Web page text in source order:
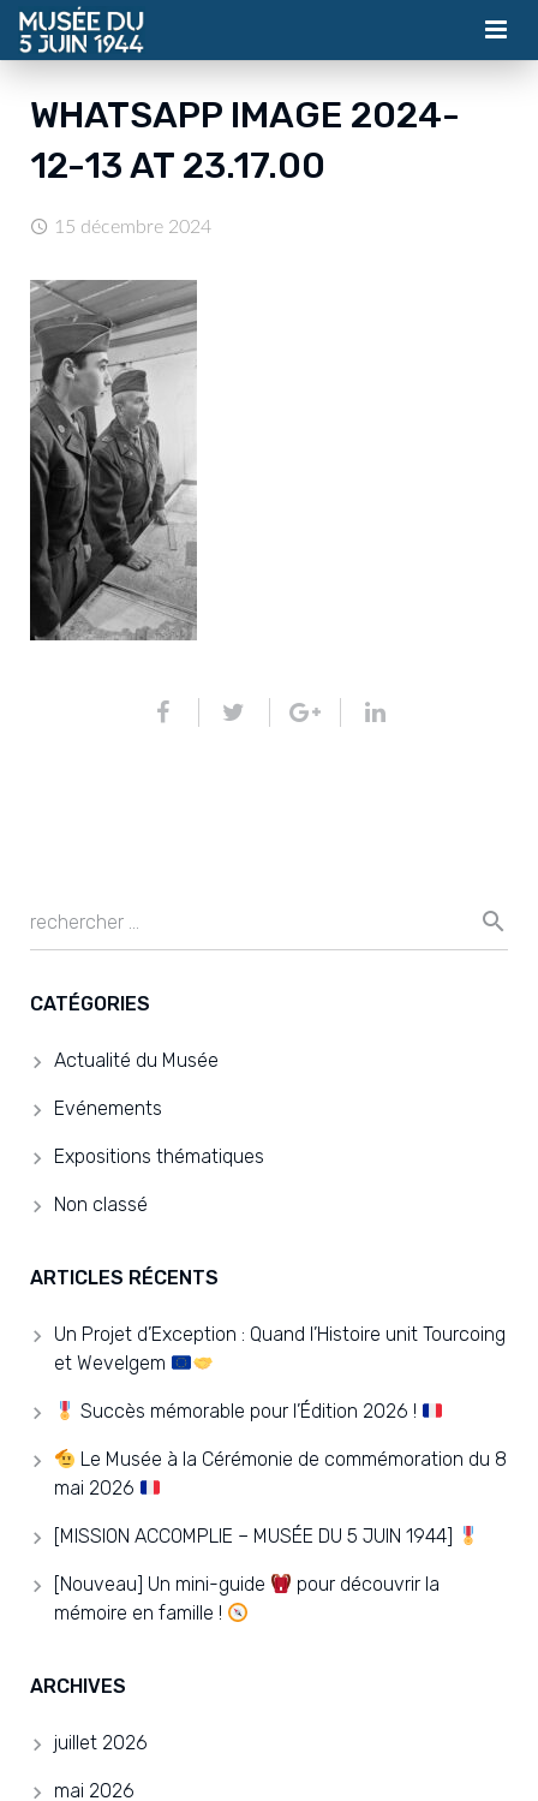
CONTACT
WHATSAPP IMAGE 2024-
12-13 AT 23.17.00
15 décembre 2024
CATÉGORIES
Actualité du Musée
Evénements
Expositions thématiques
Non classé
ARTICLES RÉCENTS
Un Projet d’Exception : Quand l’Histoire unit Tourcoing
et Wevelgem
Succès mémorable pour l’Édition 2026 !
Le Musée à la Cérémonie de commémoration du 8
mai 2026
[MISSION ACCOMPLIE – MUSÉE DU 5 JUIN 1944]
[Nouveau] Un mini-guide
pour découvrir la
mémoire en famille !
ARCHIVES
juillet 2026
mai 2026